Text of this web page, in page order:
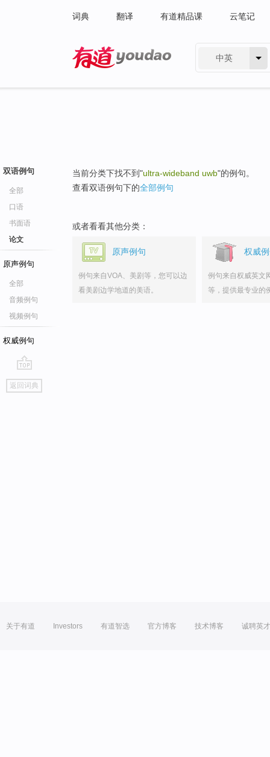
词典 翻译 有道精品课 云笔记
中英
双语例句
全部
口语
书面语
论文
原声例句
全部
音频例句
视频例句
权威例句
go
top
返回词典
当前分类下找不到"ultra-wideband uwb"的例句。
查看双语例句下的全部例句
或者看看其他分类：
原声例句
例句来自VOA、美剧等，您可以边
看美剧边学地道的美语。
权威
例句来自权威英文
等，提供最专业的
关于有道 Investors 有道智选 官方博客 技术博客 诚聘英才